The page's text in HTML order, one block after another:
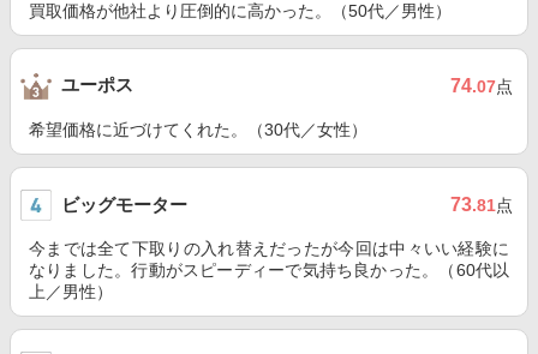
買取価格が他社より圧倒的に高かった。（50代／男性）
ユーポス 74.07点
希望価格に近づけてくれた。（30代／女性）
ビッグモーター 73.81点
今までは全て下取りの入れ替えだったが今回は中々いい経験に
なりました。行動がスピーディーで気持ち良かった。（60代以
上／男性）